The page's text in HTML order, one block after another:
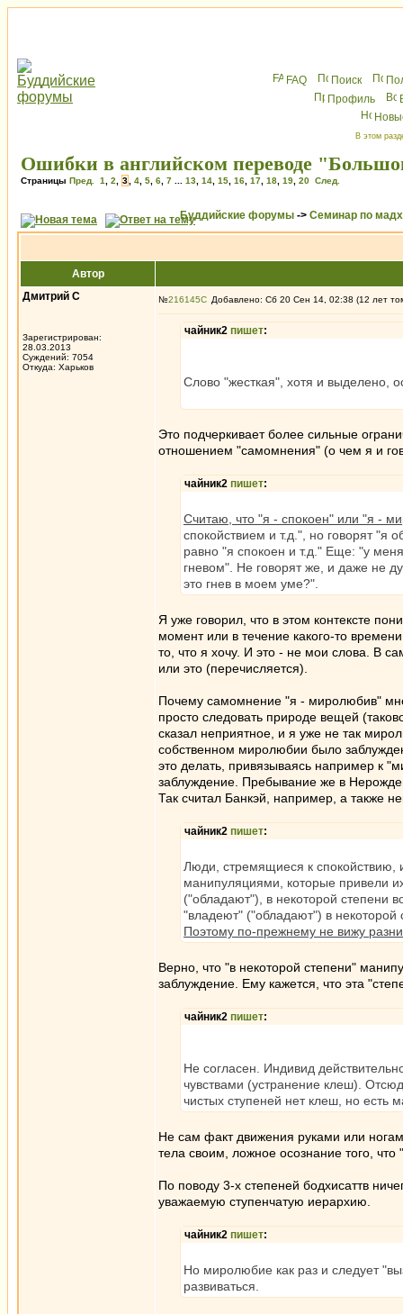
FAQ Поиск
Профиль
В этом
Ошибки в английском переводе
Страницы Пред. 1 2 3 4 5 6 7 13 14 15 16 17 18 19 20 След.
Буддийские форумы -> Семинар по
Автор
Дмитрий С
Зарегистрирован:
28.03.2013
Суждений: 7054
Откуда: Харьков
№216145 Добавлено: Сб 20 Сен 14, 02:38 (12 лет
чайник2 пишет:
Слово "жесткая", хотя и выделено,
Это подчеркивает более сильные
отношением "самомнения" (о чем я и
чайник2 пишет:
Считаю, что "я - спокоен" или "я -
спокойствием и т.д.", но говорят "я
равно "я спокоен и т.д." Еще: "у
гневом". Не говорят же, и даже не
это гнев в моем уме?".
Я уже говорил, что в этом контексте
момент или в течение какого-то
то, что я хочу. И это - не мои слова. В
или это (перечисляется).
Почему самомнение "я - миролюбив"
просто следовать природе вещей
сказал неприятное, и я уже не так
собственном миролюбии было
это делать, привязываясь например к
заблуждение. Пребывание же в
Так считал Банкэй, например, а также
чайник2 пишет:
Люди, стремящиеся к спокойствию,
манипуляциями, которые привели
("обладают"), в некоторой степени
"владеют" ("обладают") в
Поэтому по-прежнему не вижу
Верно, что "в некоторой степени"
заблуждение. Ему кажется, что эта
чайник2 пишет:
Не согласен. Индивид
чувствами (устранение клеш).
чистых ступеней нет клеш, но есть
Не сам факт движения руками или
тела своим, ложное осознание того,
По поводу 3-х степеней бодхисаттв
уважаемую ступенчатую иерархию.
чайник2 пишет:
Но миролюбие как раз и следует
развиваться.